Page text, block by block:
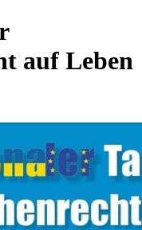
auf Leben